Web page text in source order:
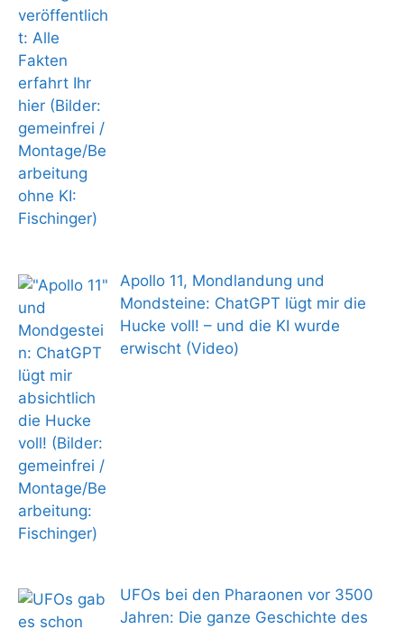
Apollo 11, Mondlandung und
Mondsteine: ChatGPT lügt mir die
Hucke voll! – und die KI wurde
erwischt (Video)
UFOs bei den Pharaonen vor 3500
Jahren: Die ganze Geschichte des